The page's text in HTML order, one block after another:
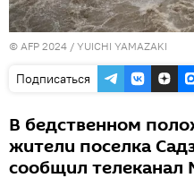
© AFP 2024 / YUICHI YAMAZAKI
Подписаться
В бедственном
жители поселка
сообщил телеканал